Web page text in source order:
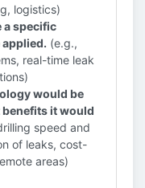
logistics)
a specific
(e.g.,
real-time leak
would be
it would
speed and
of leaks, cost-
areas)